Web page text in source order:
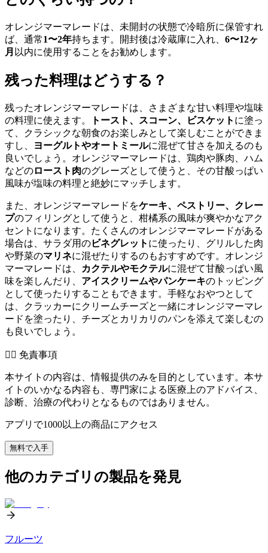
オレンジマーマレードは、未開封の状態で冷暗所に保管すれ
ば、通常1〜2年持ちます。開封後は冷蔵庫に入れ、 6〜12ヶ
月 以内に使用することをお勧めします。
残った料理はどうする？
残ったオレンジマーマレードは、さまざまな甘い料理や塩味
の料理に使えます。
トースト、スコーン、ビスケット に塗っ
て、クラシックな朝食のお楽しみとして楽しむことができま
すし、
ヨーグルトやオートミールに混ぜて甘さを加えるのも
良いでしょう。オレンジマーマレードは、鶏肉や豚肉、ハム
などのロースト肉のグレーズとして使うと、その甘酸っぱい
風味が塩味の料理と絶妙にマッチします。
また、オレンジマーマレードをケーキ、ペストリー、クレー
プのフィリングとして使うと、柑橘系の風味が爽やかなアク
セントになります。たくさんのオレンジマーマレードがある
場合は、サラダ用のビネグレット に使ったり、グリルした肉
や野菜のマリネに混ぜたりするのもおすすめです。オレンジ
マーマレードは、
カクテルやモクテルに混ぜて甘酸っぱい風
味を楽しんだり、 アイスクリームやパンケーキのトッピング
として使ったりすることもできます。手軽なおやつとして
は、クラッカーにクリームチーズと一緒にオレンジマーマレ
ードを塗ったり、チーズとカリカリのパンを添えて楽しむの
も良いでしょう。
👨‍⚕️️ 免責事項
本サイトの内容は、情報提供のみを目的としています。本サ
イトのいかなる内容も、専門家による医療上のアドバイス、
診断、治療の代わりとなるものではありません。
アプリで1000以上の商品にアクセス
無料で入手
他のカテゴリの製品を発見
フルーツ